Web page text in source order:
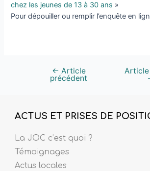
chez les jeunes de 13 à 30 ans »
Pour dépouiller ou remplir l’enquête en
← Article
précédent
Article
ACTUS ET PRISES DE
La JOC c’est quoi ?
Témoignages
Actus locales